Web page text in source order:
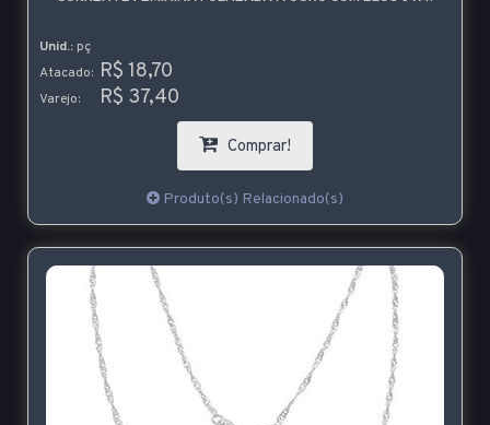
Unid.: pç
Atacado: R$ 18,70
Varejo: R$ 37,40
Comprar!
Produto(s) Relacionado(s)